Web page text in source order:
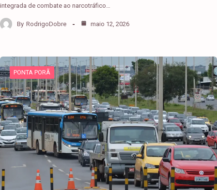
integrada de combate ao narcotráfico…
By RodrigoDobre maio 12, 2026
PONTA PORÃ